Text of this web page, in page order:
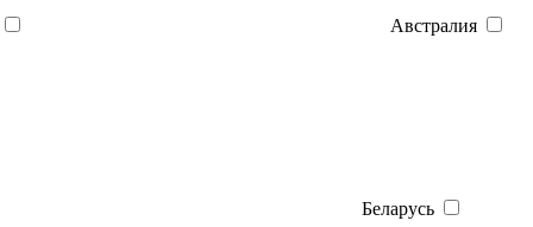
Австралия
Беларусь